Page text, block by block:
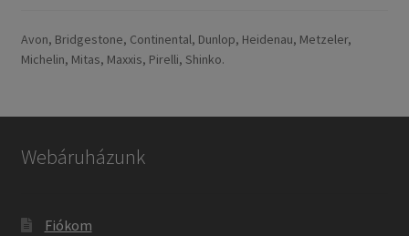
Avon, Bridgestone, Continental, Dunlop, Heidenau, Metzeler,
Michelin, Mitas, Maxxis, Pirelli, Shinko.
Webáruházunk
Fiókom